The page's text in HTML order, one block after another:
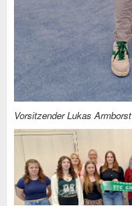
Vorsitzender Lukas Armborst